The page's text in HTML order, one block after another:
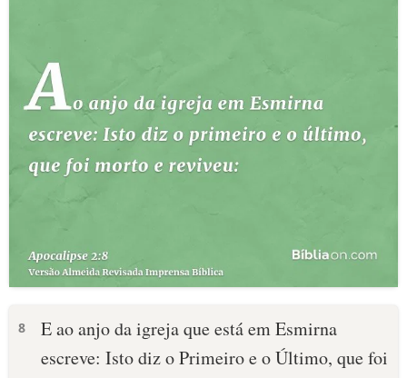
8
E ao anjo da igreja que está em Esmirna
escreve: Isto diz o Primeiro e o Último, que foi